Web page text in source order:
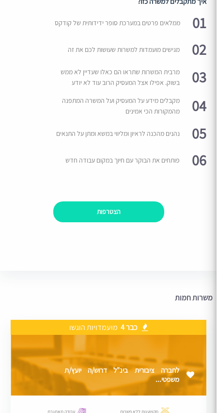
01 ממלאים פרטים במערכת סופר ידידותית של קודקס
02 מגישים מועמדות למשרות שעושות לכם את זה
03
מרבית המשרות שתראו הם כאלו שעדיין לא ממש
בשוק. אפילו אצל המעסיק הרוב עוד לא יודע
04
מקבלים מידע על המעסיק ועל המשרה המתפנה
מהמקורות הכי אמינים
05 נהנים מהכנה לראיון ומליווי במשא ומתן על התנאים
06 פותחים את הבוקר עם חיוך במקום עבודה חדש
הצטרפות
משרות חמות
כבר 4 מועמדויות הוגשו
לחברה ציבורית בינ"ל דרוש/ה יועץ/ת
משפטי...